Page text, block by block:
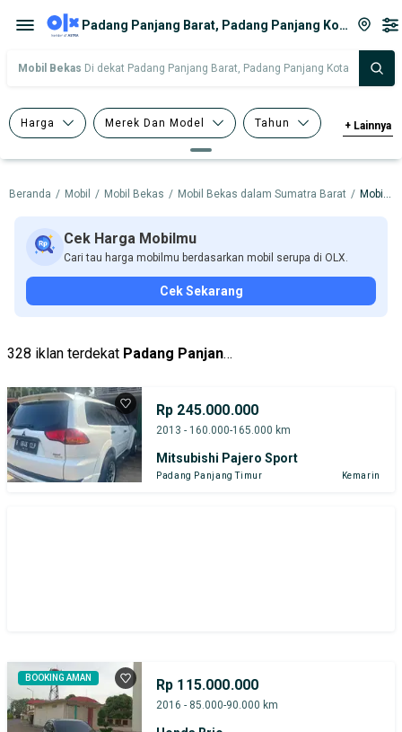
Padang Panjang Barat, Padang Panjang Kota
Mobil Bekas Di dekat Padang Panjang Barat, Padang Panjang Kota
Harga Merek Dan Model Tahun
Tipe Bodi Tipe Membership
+ Lainnya
Beranda / Mobil / Mobil Bekas / Mobil Bekas dalam Sumatra Barat / Mobil Bekas dalam Padang Panjang Kota
Cek Harga Mobilmu
Cari tau harga mobilmu berdasarkan mobil serupa di OLX.
Cek Sekarang
328 iklan terdekat Padang Panjang Barat
Rp 245.000.000
2013 - 160.000-165.000 km
Mitsubishi Pajero Sport
Padang Panjang Timur Kemarin
BOOKING AMAN Rp 115.000.000
2016 - 85.000-90.000 km